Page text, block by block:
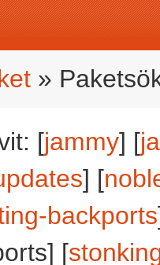
»
[jammy] [
] [
backports
[